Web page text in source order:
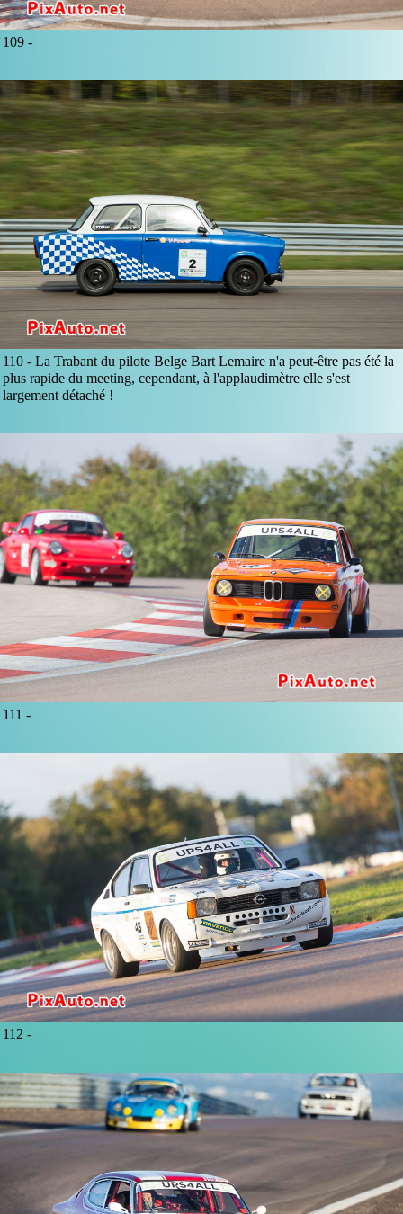
109 -
110 -La Trabant du pilote Belge Bart Lemaire n'a peut-être pas été la
plus rapide du meeting, cependant, à l'applaudimètre elle s'est
largement détaché !
111 -
112 -